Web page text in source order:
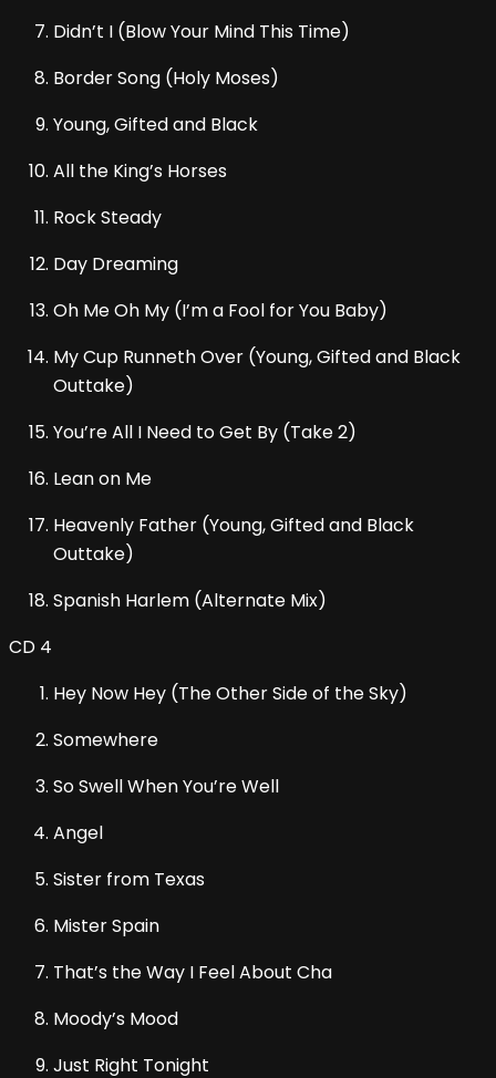
Didn’t I (Blow Your Mind This Time)
Border Song (Holy Moses)
Young, Gifted and Black
All the King’s Horses
Rock Steady
Day Dreaming
Oh Me Oh My (I’m a Fool for You Baby)
My Cup Runneth Over (Young, Gifted and Black
Outtake)
You’re All I Need to Get By (Take 2)
Lean on Me
Heavenly Father (Young, Gifted and Black
Outtake)
Spanish Harlem (Alternate Mix)
CD 4
Hey Now Hey (The Other Side of the Sky)
Somewhere
So Swell When You’re Well
Angel
Sister from Texas
Mister Spain
That’s the Way I Feel About Cha
Moody’s Mood
Just Right Tonight